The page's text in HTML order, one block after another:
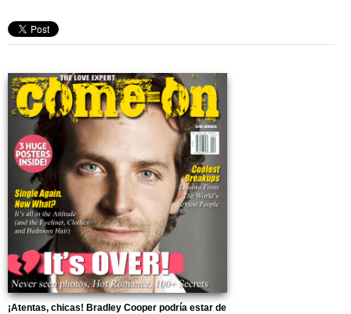
¡Atentas, chicas! Bradley Cooper podría estar de